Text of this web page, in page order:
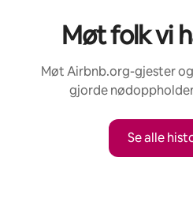
Møt folk vi
Møt Airbnb.org-gjester
gjorde
Se alle